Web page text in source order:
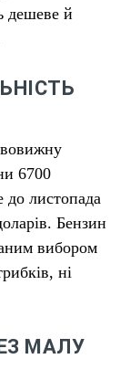
дешеве й
6700
до листопада
Бензин
вибором
ні
МАЛУ